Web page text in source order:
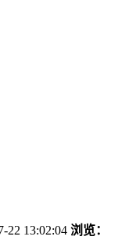
22 13:02:04 浏览：